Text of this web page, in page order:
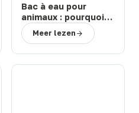
Bac à eau pour
animaux : pourquoi
choisir un abreuvoir
de la marque Suevia
Meer lezen